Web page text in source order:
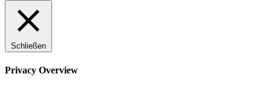
Schließen
Privacy Overview